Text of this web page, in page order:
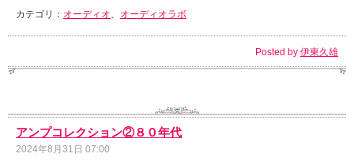
カテゴリ： オーディオ オーディオラボ
Posted by 伊東久雄
アンプコレクション②８０年代
2024年8月31日 07:00